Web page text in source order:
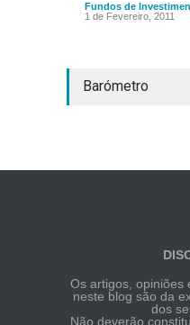
Fundos de
1 de Fevereiro, 2011
Barómetro
Os artigos, opiniões
neste blog são da
dos
Não deverão